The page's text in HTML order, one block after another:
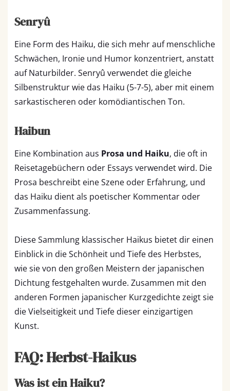
Senryû
Eine Form des Haiku, die sich mehr auf menschliche
Schwächen, Ironie und Humor konzentriert, anstatt
auf Naturbilder. Senryû verwendet die gleiche
Silbenstruktur wie das Haiku (5-7-5), aber mit einem
sarkastischeren oder komödiantischen Ton.
Haibun
Eine Kombination aus Prosa und Haiku, die oft in
Reisetagebüchern oder Essays verwendet wird. Die
Prosa beschreibt eine Szene oder Erfahrung, und
das Haiku dient als poetischer Kommentar oder
Zusammenfassung.
Diese Sammlung klassischer Haikus bietet dir einen
Einblick in die Schönheit und Tiefe des Herbstes,
wie sie von den großen Meistern der japanischen
Dichtung festgehalten wurde. Zusammen mit den
anderen Formen japanischer Kurzgedichte zeigt sie
die Vielseitigkeit und Tiefe dieser einzigartigen
Kunst.
FAQ: Herbst-Haikus
Was ist ein Haiku?